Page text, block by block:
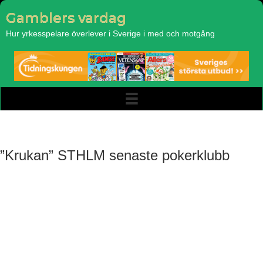
Gamblers vardag
Hur yrkesspelare överlever i Sverige i med och motgång
”Krukan” STHLM senaste pokerklubb